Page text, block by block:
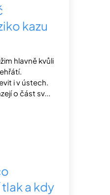
kazu
hlavně kvůli
i v ústech.
o část sv...
a kdy